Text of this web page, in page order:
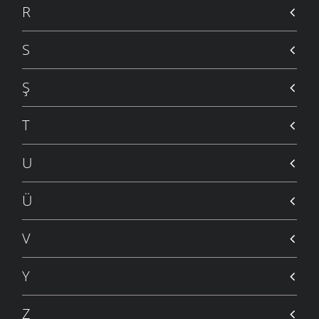
ŞIIRLER
NE DERDİN NE MİNNETİN
ŞIIRLER
VAR
R
S
Ş
T
U
Ü
V
Y
Z